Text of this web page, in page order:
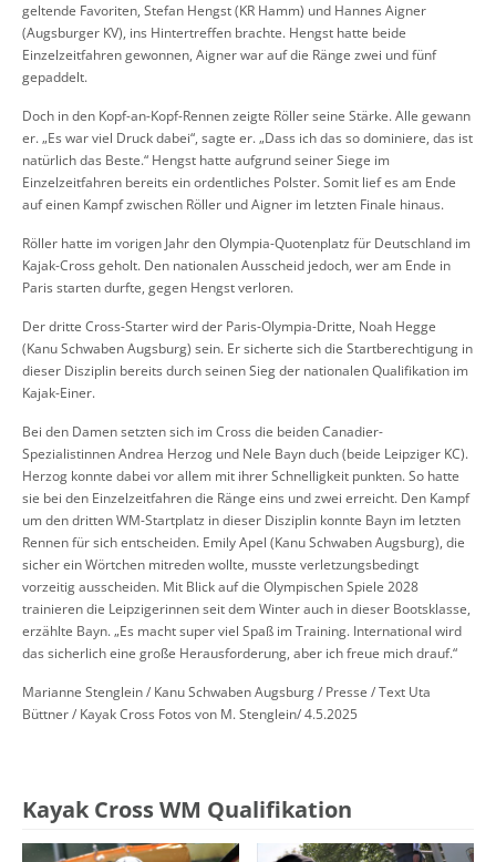
geltende Favoriten, Stefan Hengst (KR Hamm) und Hannes Aigner
(Augsburger KV), ins Hintertreffen brachte. Hengst hatte beide
Einzelzeitfahren gewonnen, Aigner war auf die Ränge zwei und fünf
gepaddelt.
Doch in den Kopf-an-Kopf-Rennen zeigte Röller seine Stärke. Alle gewann
er. „Es war viel Druck dabei“, sagte er. „Dass ich das so dominiere, das ist
natürlich das Beste.“ Hengst hatte aufgrund seiner Siege im
Einzelzeitfahren bereits ein ordentliches Polster. Somit lief es am Ende
auf einen Kampf zwischen Röller und Aigner im letzten Finale hinaus.
Röller hatte im vorigen Jahr den Olympia-Quotenplatz für Deutschland im
Kajak-Cross geholt. Den nationalen Ausscheid jedoch, wer am Ende in
Paris starten durfte, gegen Hengst verloren.
Der dritte Cross-Starter wird der Paris-Olympia-Dritte, Noah Hegge
(Kanu Schwaben Augsburg) sein. Er sicherte sich die Startberechtigung in
dieser Disziplin bereits durch seinen Sieg der nationalen Qualifikation im
Kajak-Einer.
Bei den Damen setzten sich im Cross die beiden Canadier-
Spezialistinnen Andrea Herzog und Nele Bayn duch (beide Leipziger KC).
Herzog konnte dabei vor allem mit ihrer Schnelligkeit punkten. So hatte
sie bei den Einzelzeitfahren die Ränge eins und zwei erreicht. Den Kampf
um den dritten WM-Startplatz in dieser Disziplin konnte Bayn im letzten
Rennen für sich entscheiden. Emily Apel (Kanu Schwaben Augsburg), die
sicher ein Wörtchen mitreden wollte, musste verletzungsbedingt
vorzeitig ausscheiden. Mit Blick auf die Olympischen Spiele 2028
trainieren die Leipzigerinnen seit dem Winter auch in dieser Bootsklasse,
erzählte Bayn. „Es macht super viel Spaß im Training. International wird
das sicherlich eine große Herausforderung, aber ich freue mich drauf.“
Marianne Stenglein / Kanu Schwaben Augsburg / Presse / Text Uta
Büttner / Kayak Cross Fotos von M. Stenglein/ 4.5.2025
Kayak Cross WM Qualifikation